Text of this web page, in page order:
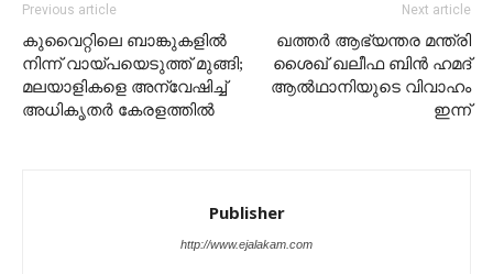
Previous article
കുവൈറ്റിലെ ബാങ്കുകളിൽ
നിന്ന് വായ്പയെടുത്ത് മുങ്ങി;
മലയാളികളെ അന്വേഷിച്ച്
അധികൃതർ കേരളത്തിൽ
Next article
ഖ​ത്ത​ർ ആ​ഭ്യ​ന്ത​ര മ​ന്ത്രി
ശൈ​ഖ് ഖ​ലീ​ഫ ബി​ൻ ഹ​മ​ദ്
ആ​ൽ​ഥാ​നി​യു​ടെ വിവാഹം
ഇന്ന്
Publisher
http://www.ejalakam.com